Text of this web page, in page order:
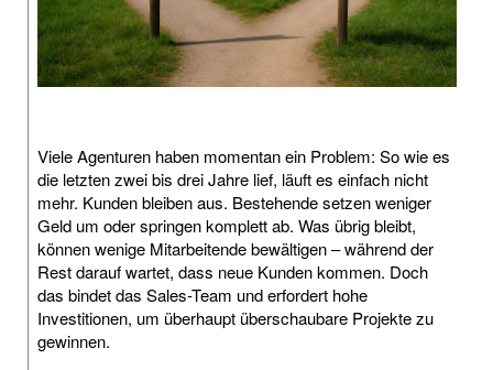
Viele Agenturen haben momentan ein Problem: So wie es
die letzten zwei bis drei Jahre lief, läuft es einfach nicht
mehr. Kunden bleiben aus. Bestehende setzen weniger
Geld um oder springen komplett ab. Was übrig bleibt,
können wenige Mitarbeitende bewältigen – während der
Rest darauf wartet, dass neue Kunden kommen. Doch
das bindet das Sales-Team und erfordert hohe
Investitionen, um überhaupt überschaubare Projekte zu
gewinnen.